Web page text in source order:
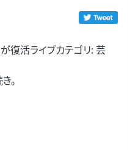
が復活ライブカテゴリ: 芸
。